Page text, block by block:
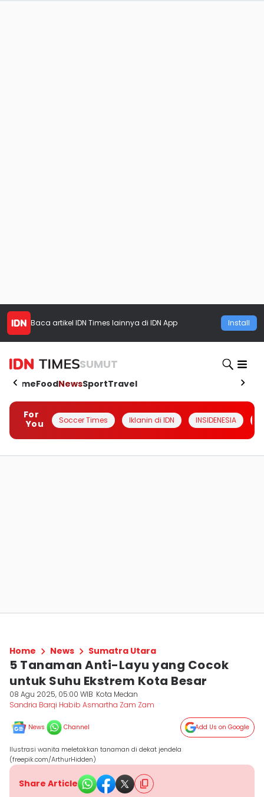
Baca artikel IDN Times lainnya di IDN App Install
SUMUT
HomeFoodNewsSportTravel
For
You
Soccer Times Iklanin di IDN INSIDENESIA
Home News Sumatra Utara
5 Tanaman Anti-Layu yang Cocok
untuk Suhu Ekstrem Kota Besar
08 Agu 2025, 05:00 WIB Kota Medan
Sandria Barqi Habib Asmartha Zam Zam
News Channel Add Us on Google
Ilustrasi wanita meletakkan tanaman di dekat jendela
(freepik.com/ArthurHidden)
Share Article